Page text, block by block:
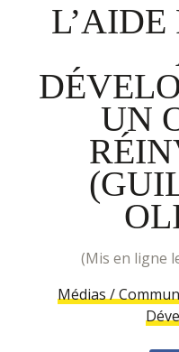
UN
(mis en
Médias /